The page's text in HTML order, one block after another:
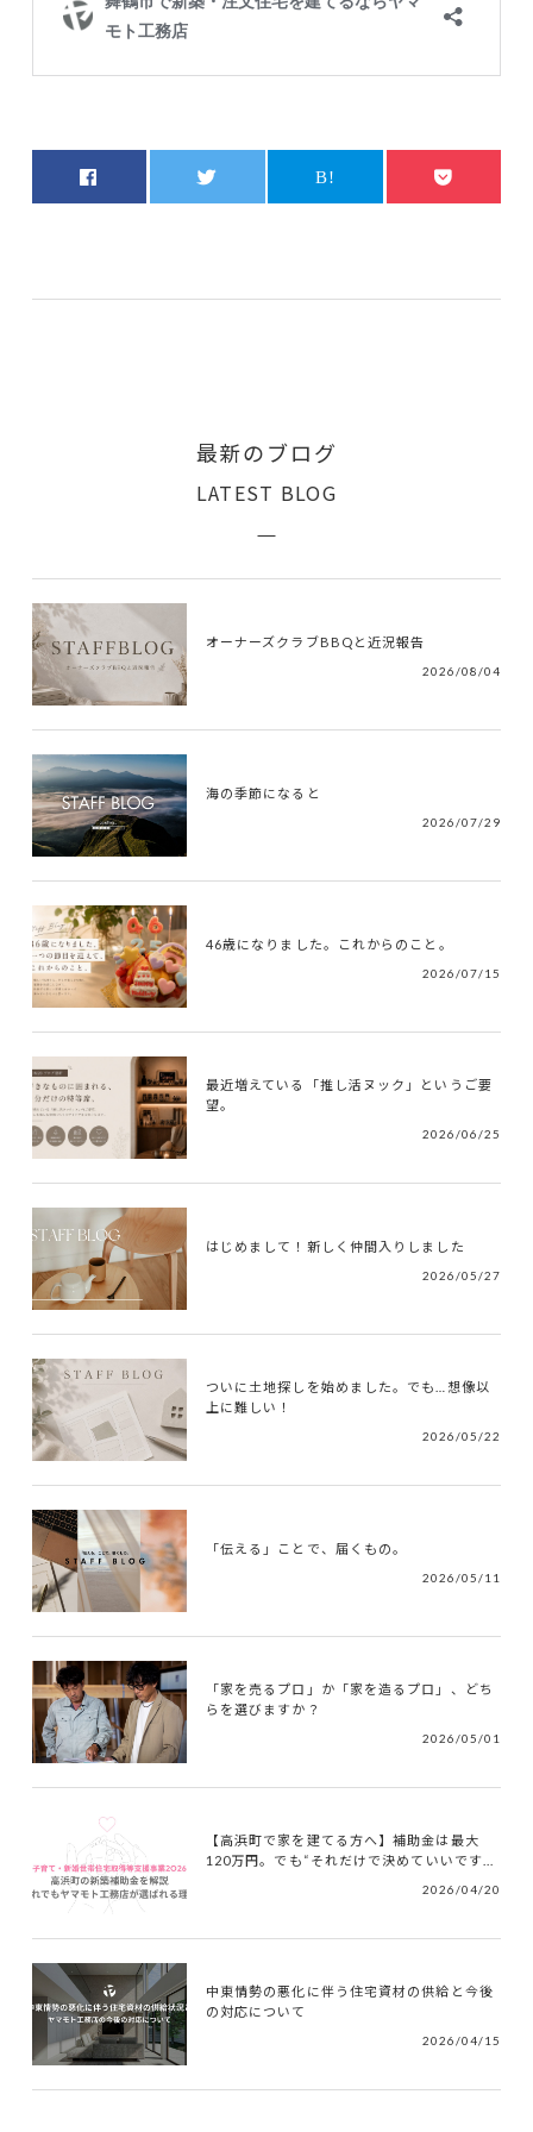
最新のブログ
LATEST BLOG
オーナーズクラブBBQと近況報告
2026/08/04
海の季節になると
2026/07/29
46歳になりました。これからのこと。
2026/07/15
最近増えている「推し活ヌック」というご要
望。
2026/06/25
はじめまして！新しく仲間入りしました
2026/05/27
ついに土地探しを始めました。でも…想像以
上に難しい！
2026/05/22
「伝える」ことで、届くもの。
2026/05/11
「家を売るプロ」か「家を造るプロ」、どち
らを選びますか？
2026/05/01
【高浜町で家を建てる方へ】補助金は最大
120万円。でも“それだけで決めていいです...
2026/04/20
中東情勢の悪化に伴う住宅資材の供給と今後
の対応について
2026/04/15